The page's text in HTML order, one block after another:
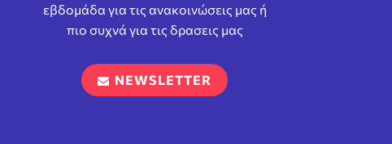
εβδομάδα για τις ανακοινώσεις μας ή
πιο συχνά για τις δρασεις μας
NEWSLETTER